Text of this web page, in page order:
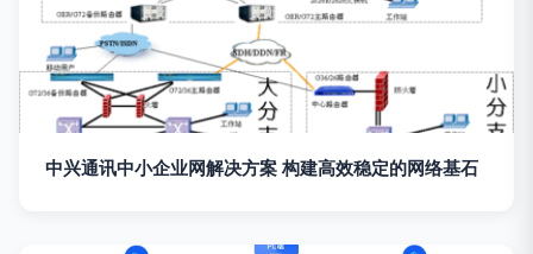
中兴通讯中小企业网解决方案 构建高效稳定的网络基石